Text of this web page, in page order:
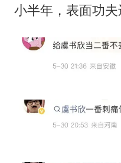
小半年，表面功夫